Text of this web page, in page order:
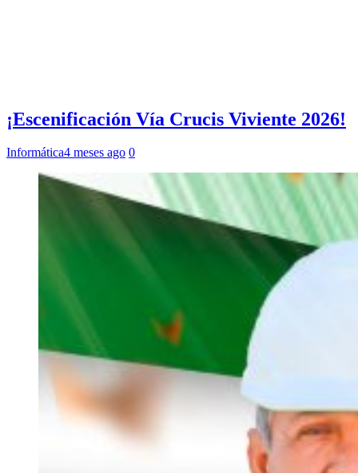
¡Escenificación Vía Crucis Viviente 2026!
Informática4 meses ago 0